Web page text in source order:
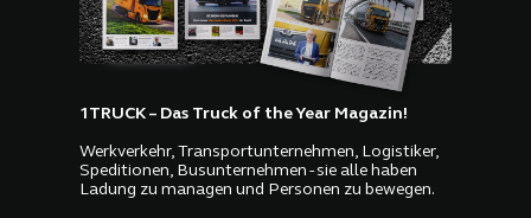
1TRUCK – Das Truck of the Year Magazin!
Werkverkehr, Transportunternehmen, Logistiker,
Speditionen, Busunternehmen - sie alle haben
Ladung zu managen und Personen zu bewegen.